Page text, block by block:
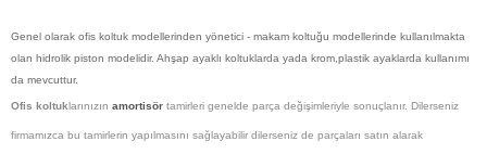
Genel olarak ofis koltuk modellerinden yönetici - makam koltuğu modellerinde kullanılmakta
olan hidrolik piston modelidir. Ahşap ayaklı koltuklarda yada krom,plastik ayaklarda kullanımı
da mevcuttur.
Ofis koltuklarınızın amortisör tamirleri genelde parça değişimleriyle sonuçlanır. Dilerseniz
firmamızca bu tamirlerin yapılmasını sağlayabilir dilerseniz de parçaları satın alarak